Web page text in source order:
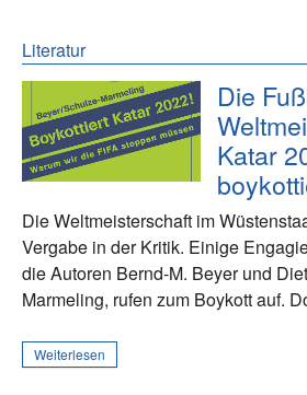
Literatur
Die
Katar
Die Weltmeisterschaft im
Vergabe in der Kritik. Einige
die Autoren Bernd-M. Beyer und
Marmeling, rufen zum Boykott auf.
Weiterlesen